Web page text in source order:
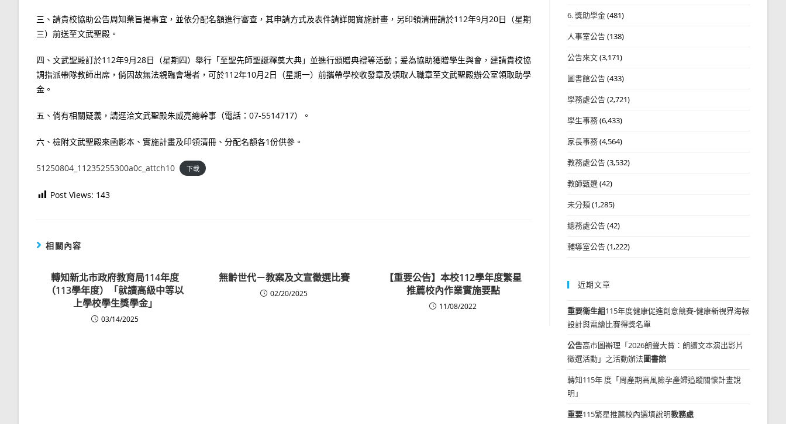
三、請貴校協助公告周知業旨揭事宜，並依分配名額進行審查，其申請方式及表件請詳閱實施計畫，另印領清冊請於112年9月20日（星期
三）前送至文武聖殿。
四、文武聖殿訂於112年9月28日（星期四）舉行「至聖先師聖誕釋奠大典」並進行頒贈典禮等活動；爰為協助獲贈學生與會，建請貴校協
調指派帶隊教師出席，倘因故無法親臨會場者，可於112年10月2日（星期一）前攜帶學校收發章及領取人職章至文武聖殿辦公室領取助學
金。
五、倘有相關疑義，請逕洽文武聖殿朱威亮總幹事（電話：07-5514717）。
六、檢附文武聖殿來函影本、實施計畫及印領清冊、分配名額各1份供參。
51250804_11235255300a0c_attch10 下載
Post Views: 143
相關內容
轉知新北市政府教育局114年度
（113學年度）「就讀高級中等以
上學校學生獎學金」
03/14/2025
無齡世代－教案及文宣徵選比賽
02/20/2025
【重要公告】本校112學年度繁星
推薦校內作業實施要點
11/08/2022
6. 獎助學金(481)
人事室公告(138)
公告來文(3,171)
圖書館公告(433)
學務處公告(2,721)
學生事務(6,433)
家長事務(4,564)
教務處公告(3,532)
教師甄選(42)
未分類(1,285)
總務處公告(42)
輔導室公告(1,222)
近期文章
重要衛生組115年度健康促進創意競賽-健康新視界海報
設計與電繪比賽得獎名單
公告高市圖辦理「2026朗聲大賞：朗讀文本演出影片
徵選活動」之活動辦法圖書館
轉知115年 度「周產期高風險孕產婦追蹤關懷計畫說
明」
重要115繁星推薦校內選填說明教務處